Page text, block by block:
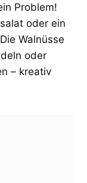
Problem!
oder ein
Walnüsse
oder
– kreativ